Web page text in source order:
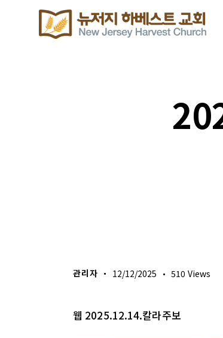
관리자 12/12/2025 510 Views
웹 2025.12.14.칼라주보